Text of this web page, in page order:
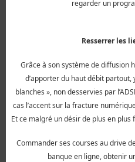
regarder un
Resserrer les
Grâce à son système de diffusion
d’apporter du haut débit partout,
blanches », non desservies par
cas l’accent sur la fracture
Et ce malgré un désir de plus en plus
Commander ses courses au drive
banque en ligne, obtenir